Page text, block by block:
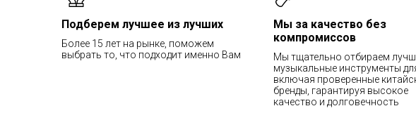
Подберем лучшее из лучших
Более 15 лет на рынке, поможем
выбрать то, что подходит именно Вам
Мы за качество без
компромиссов
Мы тщательно отбираем
музыкальные инструменты
включая проверенные
бренды, гарантируя высокое
качество и долговечность